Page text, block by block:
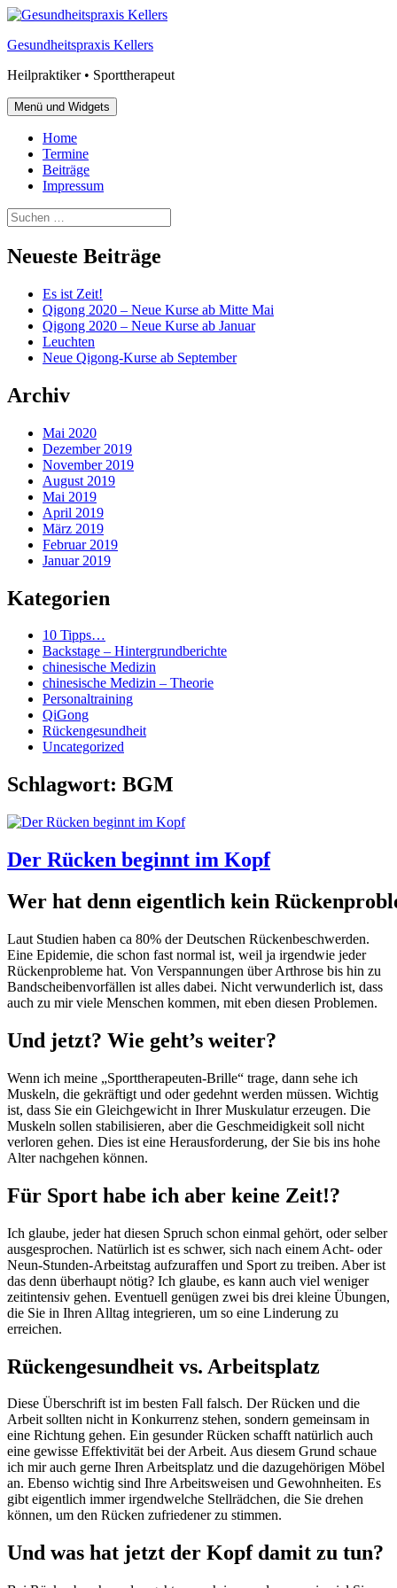
Zum
springen
Gesundheitspraxis Kellers
Heilpraktiker • Sporttherapeut
Menü und Widgets
Home
Termine
Beiträge
Impressum
Suchen
nach:
Neueste Beiträge
Es ist Zeit!
Qigong 2020 – Neue Kurse ab Mitte Mai
Qigong 2020 – Neue Kurse ab Januar
Leuchten
Neue Qigong-Kurse ab September
Archiv
Mai 2020
Dezember 2019
November 2019
August 2019
Mai 2019
April 2019
März 2019
Februar 2019
Januar 2019
Kategorien
10 Tipps…
Backstage – Hintergrundberichte
chinesische Medizin
chinesische Medizin – Theorie
Personaltraining
QiGong
Rückengesundheit
Uncategorized
Schlagwort: BGM
Der Rücken beginnt im Kopf
Wer hat denn eigentlich kein
Laut Studien haben ca 80% der Deutschen Rückenbeschwerden.
Eine Epidemie, die schon fast normal ist, weil ja irgendwie jeder
Rückenprobleme hat. Von Verspannungen über Arthrose bis hin zu
Bandscheibenvorfällen ist alles dabei. Nicht verwunderlich ist, dass
auch zu mir viele Menschen kommen, mit eben diesen Problemen.
Und jetzt? Wie geht’s weiter?
Wenn ich meine „Sporttherapeuten-Brille“ trage, dann sehe ich
Muskeln, die gekräftigt und oder gedehnt werden müssen. Wichtig
ist, dass Sie ein Gleichgewicht in Ihrer Muskulatur erzeugen. Die
Muskeln sollen stabilisieren, aber die Geschmeidigkeit soll nicht
verloren gehen. Dies ist eine Herausforderung, der Sie bis ins hohe
Alter nachgehen können.
Für Sport habe ich aber keine Zeit!?
Ich glaube, jeder hat diesen Spruch schon einmal gehört, oder selber
ausgesprochen. Natürlich ist es schwer, sich nach einem Acht- oder
Neun-Stunden-Arbeitstag aufzuraffen und Sport zu treiben. Aber ist
das denn überhaupt nötig? Ich glaube, es kann auch viel weniger
zeitintensiv gehen. Eventuell genügen zwei bis drei kleine Übungen,
die Sie in Ihren Alltag integrieren, um so eine Linderung zu
erreichen.
Rückengesundheit vs. Arbeitsplatz
Diese Überschrift ist im besten Fall falsch. Der Rücken und die
Arbeit sollten nicht in Konkurrenz stehen, sondern gemeinsam in
eine Richtung gehen. Ein gesunder Rücken schafft natürlich auch
eine gewisse Effektivität bei der Arbeit. Aus diesem Grund schaue
ich mir auch gerne Ihren Arbeitsplatz und die dazugehörigen Möbel
an. Ebenso wichtig sind Ihre Arbeitsweisen und Gewohnheiten. Es
gibt eigentlich immer irgendwelche Stellrädchen, die Sie drehen
können, um den Rücken zufriedener zu stimmen.
Und was hat jetzt der Kopf damit zu tun?